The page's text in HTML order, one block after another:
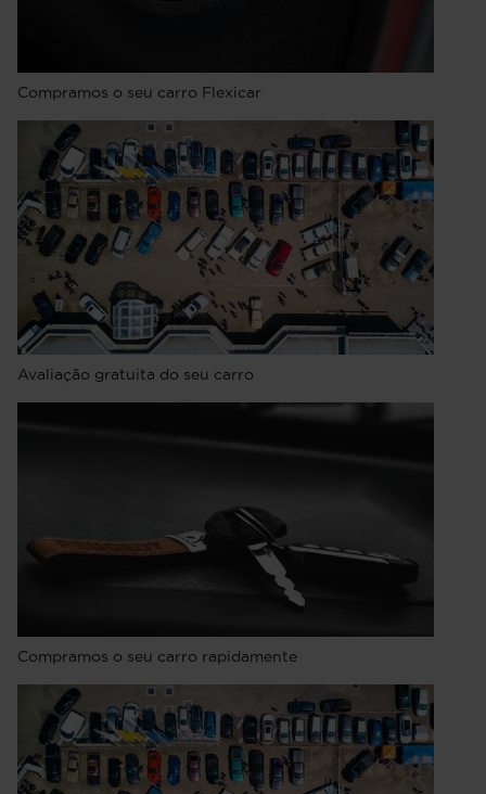
Compramos o seu carro Flexicar
Avaliação gratuita do seu carro
Compramos o seu carro rapidamente